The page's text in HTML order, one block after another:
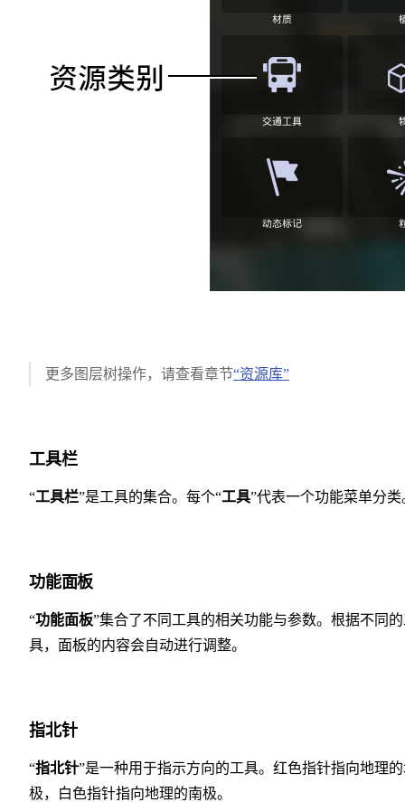
更多图层树操作，请查看章节“资源库”
工具栏
“工具栏”是工具的集合。每个“工具”代表一个功能菜单分类
功能面板
“功能面板”集合了不同工具的相关功能与参数。根据不同
具，面板的内容会自动进行调整。
指北针
“指北针”是一种用于指示方向的工具。红色指针指向地理
极，白色指针指向地理的南极。